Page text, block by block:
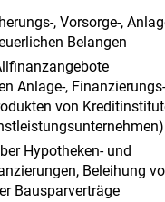
, Vorsorge-,
Belangen
Anlage-,
von
Hypotheken- und
Beleihung
Bausparverträge